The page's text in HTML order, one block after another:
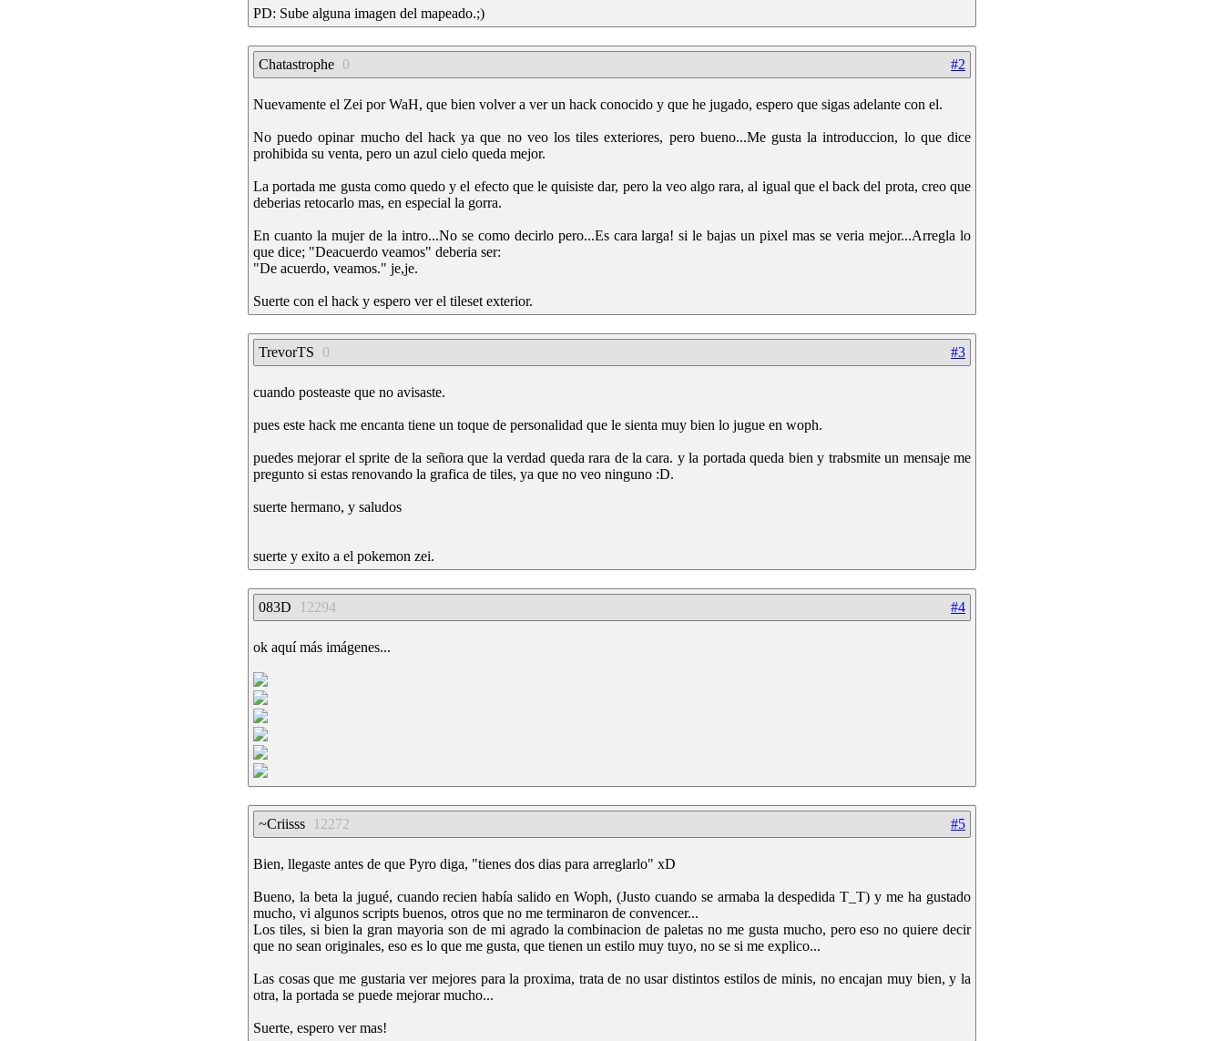
PD: Sube alguna imagen del mapeado.;)
#2
Chatastrophe 0
Nuevamente el Zei por WaH, que bien volver a ver un hack conocido y que he jugado, espero que sigas adelante con el.
No puedo opinar mucho del hack ya que no veo los tiles exteriores, pero bueno...Me gusta la introduccion, lo que dice
prohibida su venta, pero un azul cielo queda mejor.
La portada me gusta como quedo y el efecto que le quisiste dar, pero la veo algo rara, al igual que el back del prota, creo que
deberias retocarlo mas, en especial la gorra.
En cuanto la mujer de la intro...No se como decirlo pero...Es cara larga! si le bajas un pixel mas se veria mejor...Arregla lo
que dice; "Deacuerdo veamos" deberia ser:
"De acuerdo, veamos." je,je.
Suerte con el hack y espero ver el tileset exterior.
#3
TrevorTS 0
cuando posteaste que no avisaste.
pues este hack me encanta tiene un toque de personalidad que le sienta muy bien lo jugue en woph.
puedes mejorar el sprite de la señora que la verdad queda rara de la cara. y la portada queda bien y trabsmite un mensaje me
pregunto si estas renovando la grafica de tiles, ya que no veo ninguno :D.
suerte hermano, y saludos
suerte y exito a el pokemon zei.
#4
083D 12294
ok aquí más imágenes...
#5
~Criisss 12272
Bien, llegaste antes de que Pyro diga, "tienes dos dias para arreglarlo" xD
Bueno, la beta la jugué, cuando recien había salido en Woph, (Justo cuando se armaba la despedida T_T) y me ha gustado
mucho, vi algunos scripts buenos, otros que no me terminaron de convencer...
Los tiles, si bien la gran mayoria son de mi agrado la combinacion de paletas no me gusta mucho, pero eso no quiere decir
que no sean originales, eso es lo que me gusta, que tienen un estilo muy tuyo, no se si me explico...
Las cosas que me gustaria ver mejores para la proxima, trata de no usar distintos estilos de minis, no encajan muy bien, y la
otra, la portada se puede mejorar mucho...
Suerte, espero ver mas!